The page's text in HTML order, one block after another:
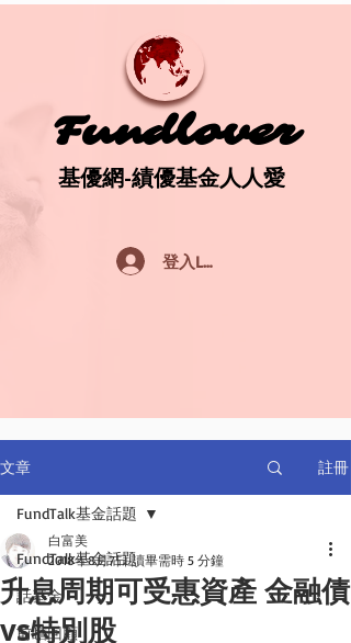
Fundlover
Fundlover
基優網-績優基金人人愛
基優網-績優基金人人愛
登入Log In
文章 註冊
FundTalk基金話題
話基金
前瞻回顧
FundTalk基金話題
升息周期可受惠資產 金融債
vs特別股
白富美
2018年8月7日 讀畢需時 5 分鐘